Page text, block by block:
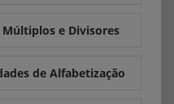
e Divisores
de Alfabetização